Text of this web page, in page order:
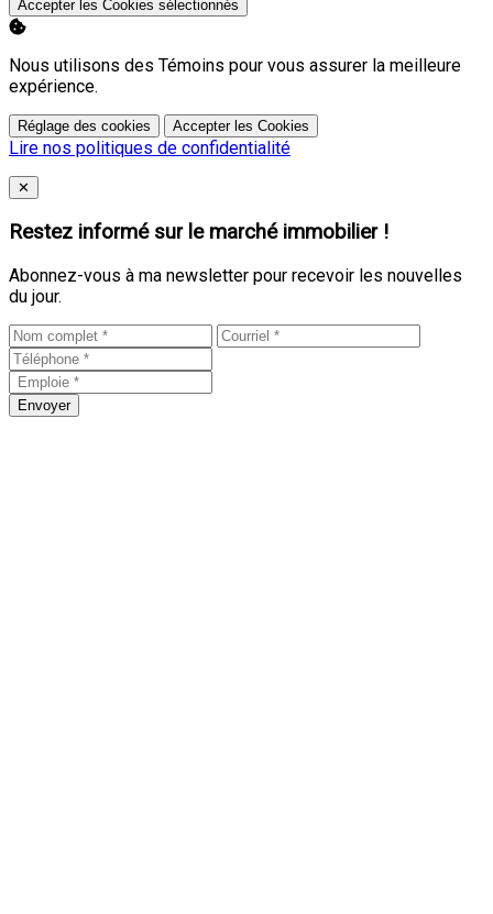
Accepter les Cookies sélectionnés
Nous utilisons des Témoins pour vous assurer la meilleure
expérience.
Réglage des cookies Accepter les Cookies
Lire nos politiques de confidentialité
Close
✕
Restez informé sur le marché immobilier !
Abonnez-vous à ma newsletter pour recevoir les nouvelles
du jour.
Envoyer